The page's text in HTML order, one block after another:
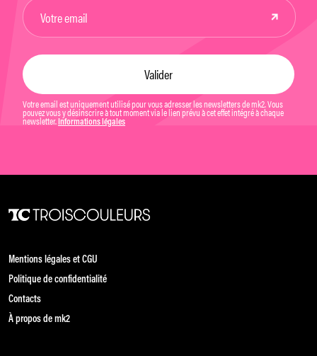
Votre email est uniquement utilisé pour vous adresser les newsletters de mk2. Vous
pouvez vous y désinscrire à tout moment via le lien prévu à cet effet intégré à chaque
newsletter. Informations légales
Mentions légales et CGU
Politique de confidentialité
Contacts
À propos de mk2